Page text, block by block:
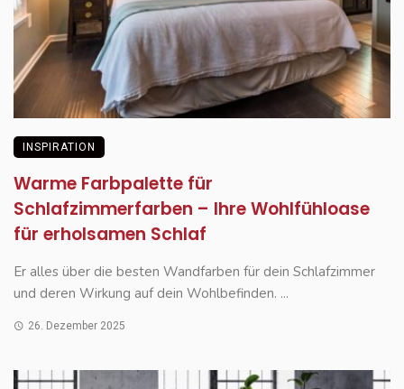
INSPIRATION
Warme Farbpalette für
Schlafzimmerfarben – Ihre Wohlfühloase
für erholsamen Schlaf
Er alles über die besten Wandfarben für dein Schlafzimmer
und deren Wirkung auf dein Wohlbefinden. ...
26. Dezember 2025